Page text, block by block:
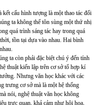
cấu hình tượng là một thao tác đối
ta không thể tôn sùng một thứ nhị
quá trình sáng tác hay trong quá
tồn tại dựa vào nhau. Hai bình
ta còn phải đặc biệt chú ý đến tính
thuật kiến lập trên cơ sở tổ hợp kí
Nhưng văn học khác với các
trưng cơ sở mà là một hệ thống
nói, nghệ thuật văn học không
trực quan, khả cảm như hội hoạ,